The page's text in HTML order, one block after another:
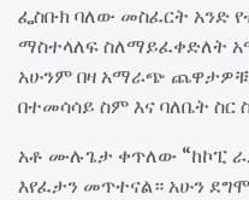
ፌስቡክ ባለው መስፈርት አንድ
ማስተላለፍ ስለማይፈቀድለት
አሁንም በዛ አማራጭ
በተመሳሳይ ስም እና ባለቤት ስር
አቶ ሙሉጌታ ቀጥለው “ከኮፒ
እየፈታን መጥተናል። አሁን